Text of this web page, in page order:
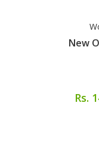
New
Rs.